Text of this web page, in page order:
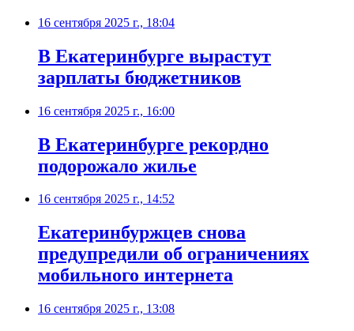
16 сентября 2025 г., 18:04
В Екатеринбурге вырастут
зарплаты бюджетников
16 сентября 2025 г., 16:00
В Екатеринбурге рекордно
подорожало жилье
16 сентября 2025 г., 14:52
Екатеринбуржцев снова
предупредили об ограничениях
мобильного интернета
16 сентября 2025 г., 13:08